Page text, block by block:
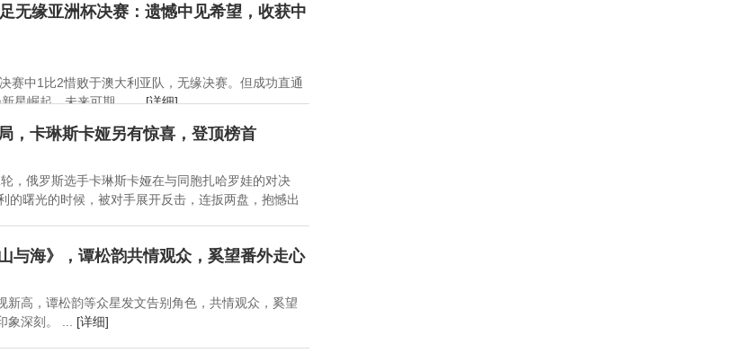
无缘亚洲杯决赛：遗憾中见希望，收获中
赛中1比2惜败于澳大利亚队，无缘决赛。但成功直通
星崛起，未来可期。 ...[详细]
，卡琳斯卡娅另有惊喜，登顶榜首
，俄罗斯选手卡琳斯卡娅在与同胞扎哈罗娃的对决
的曙光的时候，被对手展开反击，连扳两盘，抱憾出
与海》，谭松韵共情观众，奚望番外走心
新高，谭松韵等众星发文告别角色，共情观众，奚望
象深刻。 ... [详细]